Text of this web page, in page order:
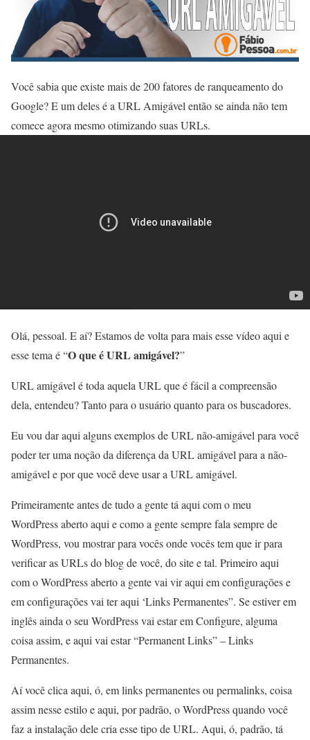
Você sabia que existe mais de 200 fatores de ranqueamento do
Google? E um deles é a URL Amigável então se ainda não tem
comece agora mesmo otimizando suas URLs.
Olá, pessoal. E aí? Estamos de volta para mais esse vídeo aqui e
esse tema é “O que é URL amigável?”
URL amigável é toda aquela URL que é fácil a compreensão
dela, entendeu? Tanto para o usuário quanto para os buscadores.
Eu vou dar aqui alguns exemplos de URL não-amigável para você
poder ter uma noção da diferença da URL amigável para a não-
amigável e por que você deve usar a URL amigável.
Primeiramente antes de tudo a gente tá aqui com o meu
WordPress aberto aqui e como a gente sempre fala sempre de
WordPress, vou mostrar para vocês onde vocês tem que ir para
verificar as URLs do blog de você, do site e tal. Primeiro aqui
com o WordPress aberto a gente vai vir aqui em configurações e
em configurações vai ter aqui ‘Links Permanentes”. Se estiver em
inglês ainda o seu WordPress vai estar em Configure, alguma
coisa assim, e aqui vai estar “Permanent Links” – Links
Permanentes.
Aí você clica aqui, ó, em links permanentes ou permalinks, coisa
assim nesse estilo e aqui, por padrão, o WordPress quando você
faz a instalação dele cria esse tipo de URL. Aqui, ó, padrão, tá